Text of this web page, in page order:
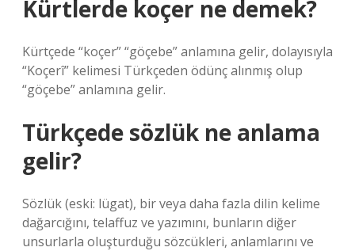
Kürtlerde koçer ne demek?
Kürtçede “koçer” “göçebe” anlamına gelir, dolayısıyla
“Koçerî” kelimesi Türkçeden ödünç alınmış olup
“göçebe” anlamına gelir.
Türkçede sözlük ne anlama
gelir?
Sözlük (eski: lügat), bir veya daha fazla dilin kelime
dağarcığını, telaffuz ve yazımını, bunların diğer
unsurlarla oluşturduğu sözcükleri, anlamlarını ve